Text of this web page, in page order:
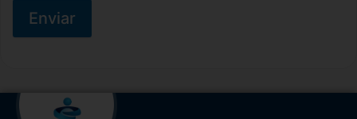
Enviar